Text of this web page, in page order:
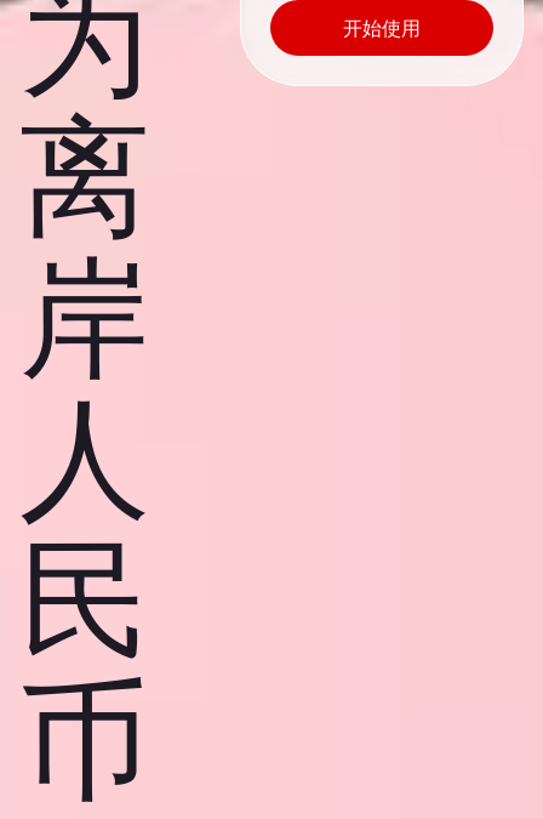
为
离
岸
人
民
币
开始使用